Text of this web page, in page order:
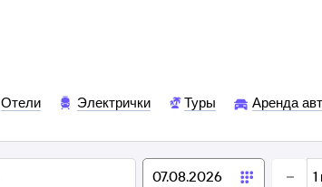
Отели Электрички Туры Аренда
1